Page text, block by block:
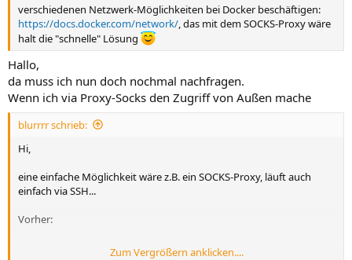
verschiedenen Netzwerk-Möglichkeiten bei Docker beschäftigen:
https://docs.docker.com/network/ , das mit dem SOCKS-Proxy wäre
halt die "schnelle" Lösung
Hallo,
da muss ich nun doch nochmal nachfragen.
Wenn ich via Proxy-Socks den Zugriff von Außen mache
blurrrr schrieb:
Hi,
eine einfache Möglichkeit wäre z.B. ein SOCKS-Proxy, läuft auch
einfach via SSH...
Vorher:
Zum Vergrößern anklicken....